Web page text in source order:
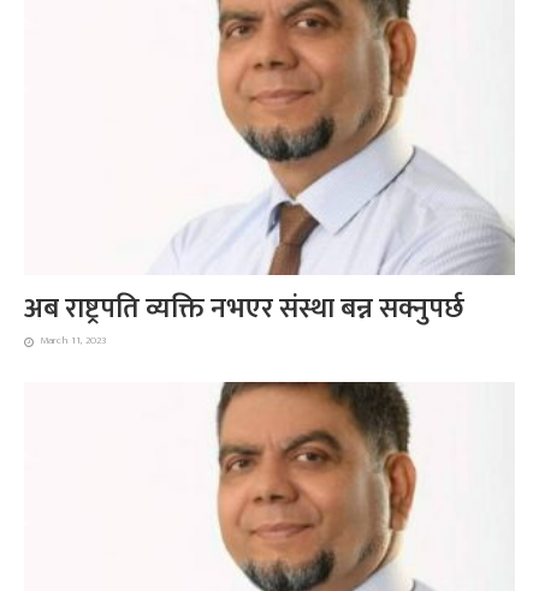
अब राष्ट्रपति व्यक्ति नभएर संस्था बन्न सक्नुपर्छ
March 11, 2023